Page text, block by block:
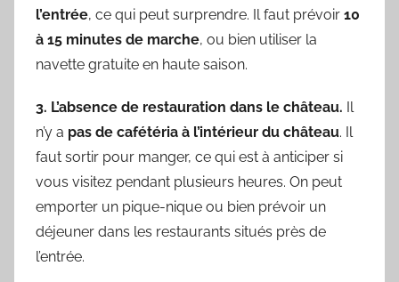
l’entrée, ce qui peut surprendre. Il faut prévoir 10
à 15 minutes de marche, ou bien utiliser la
navette gratuite en haute saison.
3. L’absence de restauration dans le château. Il
n’y a pas de cafétéria à l’intérieur du château. Il
faut sortir pour manger, ce qui est à anticiper si
vous visitez pendant plusieurs heures. On peut
emporter un pique-nique ou bien prévoir un
déjeuner dans les restaurants situés près de
l’entrée.